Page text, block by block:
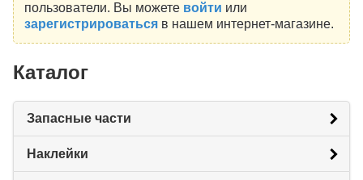
пользователи. Вы можете войти или
зарегистрироватьсяв нашем интернет-магазине.
Каталог
Запасные части
Наклейки